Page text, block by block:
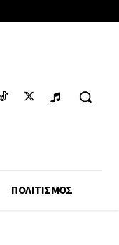
ΠΟΛΙΤΙΣΜΌΣ